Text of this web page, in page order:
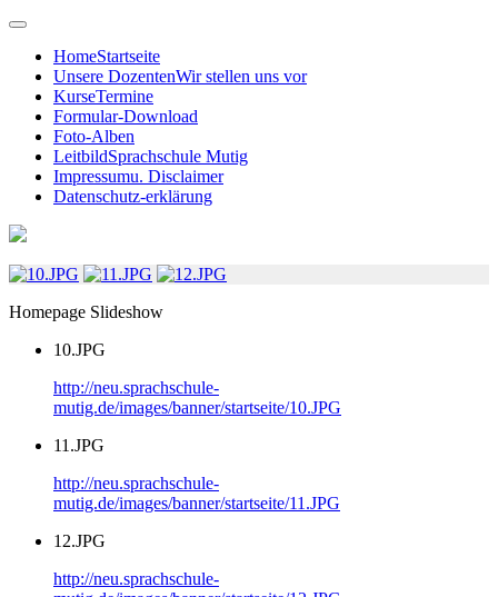
HomeStartseite
Unsere DozentenWir stellen uns vor
KurseTermine
Formular-Download
Foto-Alben
LeitbildSprachschule Mutig
Impressumu. Disclaimer
Datenschutz-erklärung
Homepage Slideshow
10.JPG
http://neu.sprachschule-
mutig.de/images/banner/startseite/10.JPG
11.JPG
http://neu.sprachschule-
mutig.de/images/banner/startseite/11.JPG
12.JPG
http://neu.sprachschule-